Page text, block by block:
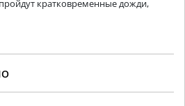
кратковременные дожди,